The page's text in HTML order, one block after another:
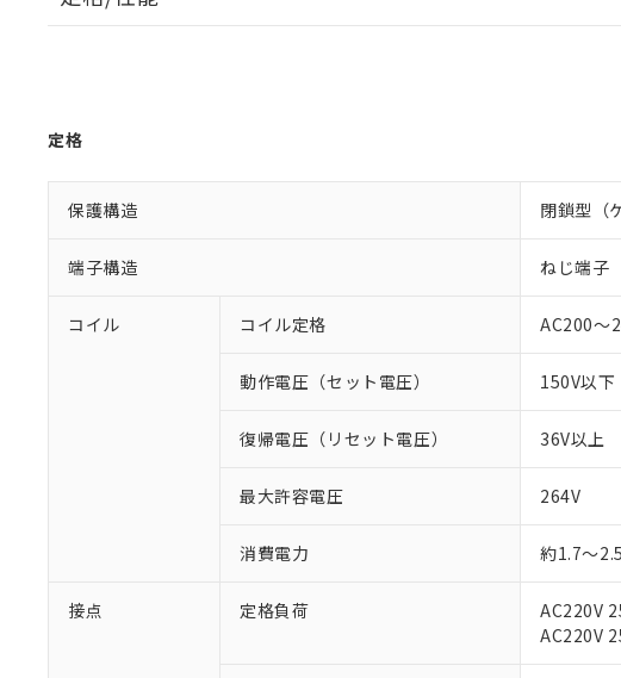
定格
保護構造 閉鎖型（
端子構造 ねじ端子
コイル コイル定格 AC200～
動作電圧（セット電圧） 150V以下
復帰電圧（リセット電圧） 36V以上
最大許容電圧 264V
消費電力 約1.7～
接点 定格負荷
AC220V
AC220V